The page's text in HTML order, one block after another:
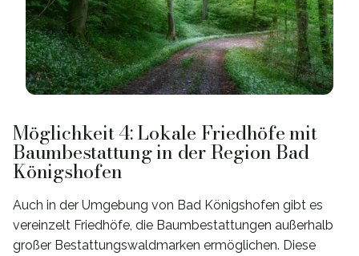
Möglichkeit 4: Lokale Friedhöfe mit
Baumbestattung in der Region Bad
Königshofen
Auch in der Umgebung von Bad Königshofen gibt es
vereinzelt Friedhöfe, die Baumbestattungen außerhalb
großer Bestattungswaldmarken ermöglichen. Diese